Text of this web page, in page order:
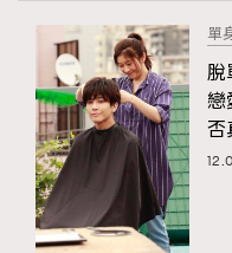
單
脫
戀
否